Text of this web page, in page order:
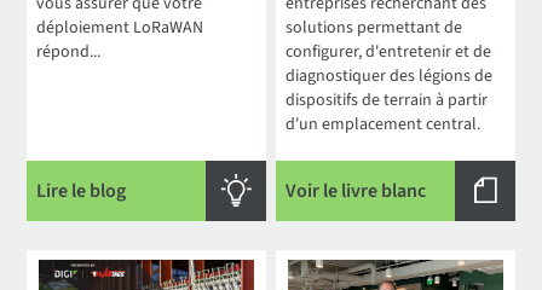
déploiement LoRaWAN
répond...
Lire le blog
solutions permettant de
configurer, d'entretenir et de
diagnostiquer des légions de
dispositifs de terrain à partir
d'un emplacement central.
Voir le livre blanc